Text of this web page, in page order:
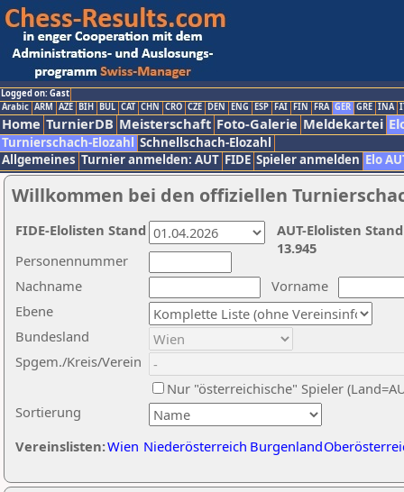
Logged on: Gast
Arabic ARM AZE BIH BUL CAT CHN CRO CZE DEN ENG ESP FAI FIN FRA GER GRE INA
Home TurnierDB Meisterschaft Foto-Galerie Meldekartei
Turnierschach-Elozahl Schnellschach-Elozahl
Allgemeines Turnier anmelden: AUT FIDE Spieler anmelden Elo
Willkommen bei den offiziellen
Nachname
Vorname
Ebene
Sortierung
Personennummer
Bundesland
Spgem./Kreis/Verein
Nur "österreichische" Spieler
Vereinslisten:Wien Niederösterreich Burgenland
AUT-Elolisten
13.945
FIDE-Elolisten Stand